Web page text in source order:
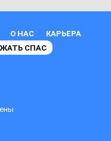
О НАС
КАРЬЕРА
СПАС